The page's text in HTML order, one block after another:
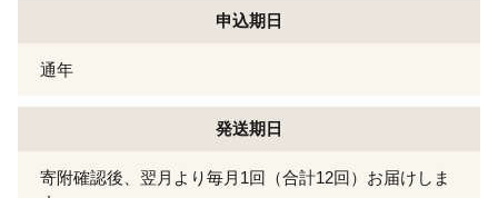
申込期日
通年
発送期日
寄附確認後、翌月より毎月1回（合計12回）お届けしま